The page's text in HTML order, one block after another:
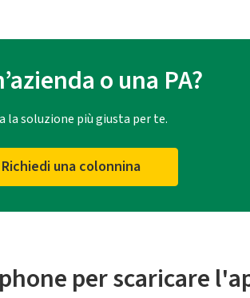
o una PA?
la soluzione più giusta per te.
Richiedi una colonnina
per scaricare